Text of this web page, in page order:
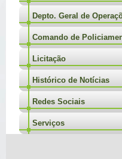
Depto. Geral de
Comando de
Licitação
Histórico de Notícias
Redes Sociais
Serviços